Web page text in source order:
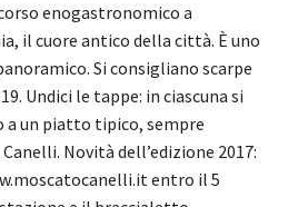
enogastronomico a
il cuore antico della città. È uno
Si consigliano scarpe
Undici le tappe: in ciascuna si
a un piatto tipico, sempre
Novità dell’edizione 2017:
entro il 5